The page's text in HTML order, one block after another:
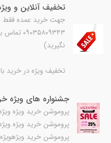
تخفیف آنلاین و
نگیرید)
تخفیف ویژه در خرید
جشنواره های ویژه
پروموشن خرید ویژه
پروموشن خرید ویژه
پروموشن خرید